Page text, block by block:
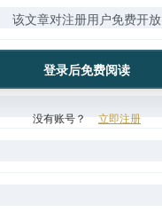
该文章对注册用户免费开放
登录后免费阅读
没有账号？ 立即注册